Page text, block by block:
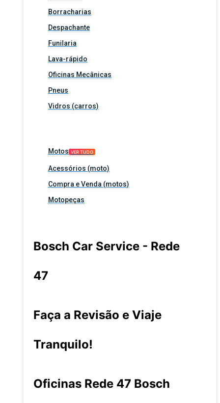
Borracharias
Despachante
Funilaria
Lava-rápido
Oficinas Mecânicas
Pneus
Vidros (carros)
Motos VER TUDO
Acessórios (moto)
Compra e Venda (motos)
Motopeças
Bosch Car Service - Rede
47
Faça a Revisão e Viaje
Tranquilo!
Oficinas Rede 47 Bosch